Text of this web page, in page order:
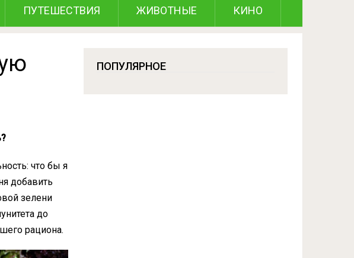
ПУТЕШЕСТВИЯ ЖИВОТНЫЕ КИНО
что бы я
добавить
зелени
до
рациона.
ПОПУЛЯРНОЕ